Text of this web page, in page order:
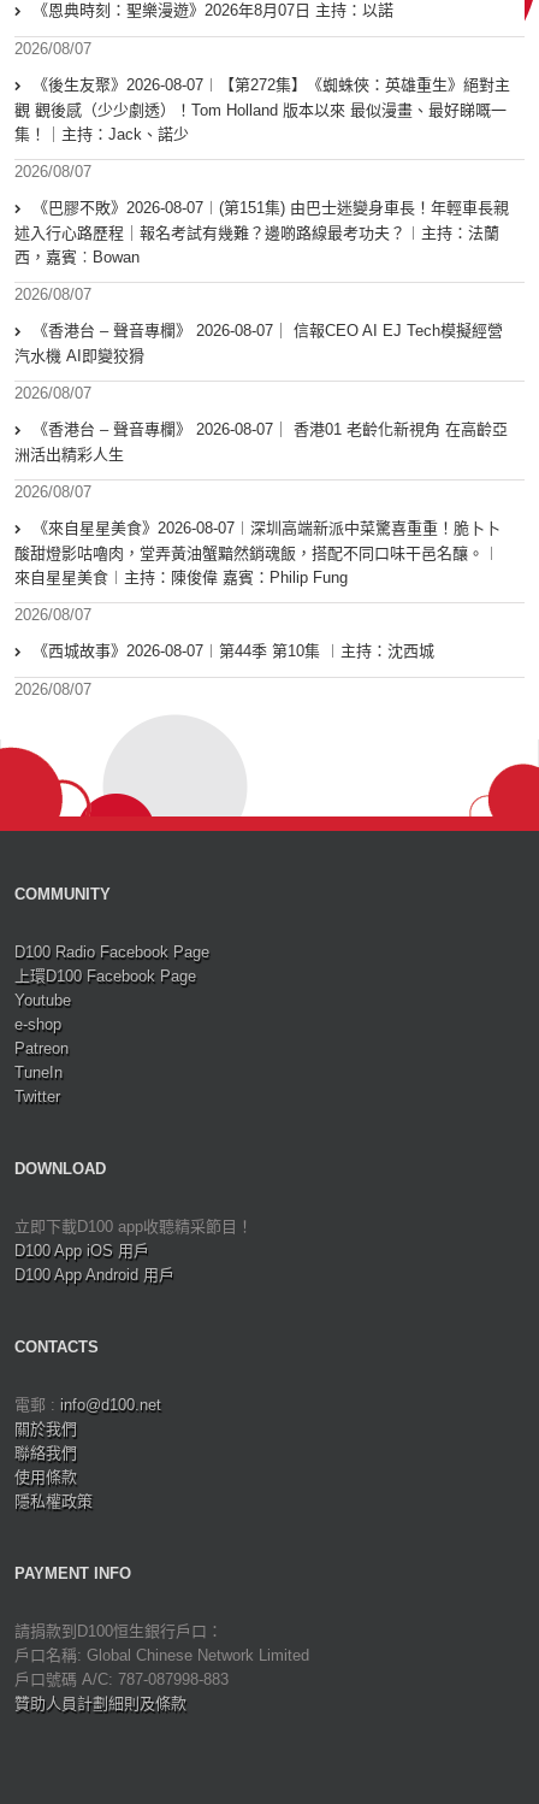
《恩典時刻：聖樂漫遊》2026年8月07日 主持：以諾
2026/08/07
《後生友聚》2026-08-07︱【第272集】《蜘蛛俠：英雄重生》絕對主
觀 觀後感（少少劇透）！Tom Holland 版本以來 最似漫畫、最好睇嘅一
集！｜主持：Jack、諾少
2026/08/07
《巴膠不敗》2026-08-07︱(第151集) 由巴士迷變身車長！年輕車長親
述入行心路歷程｜報名考試有幾難？邊啲路線最考功夫？︱主持：法蘭
西，嘉賓︰Bowan
2026/08/07
《香港台 – 聲音專欄》 2026-08-07｜ 信報CEO AI EJ Tech模擬經營
汽水機 AI即變狡猾
2026/08/07
《香港台 – 聲音專欄》 2026-08-07｜ 香港01 老齡化新視角 在高齡亞
洲活出精彩人生
2026/08/07
《來自星星美食》2026-08-07︱深圳高端新派中菜驚喜重重！脆卜卜
酸甜燈影咕嚕肉，堂弄黃油蟹黯然銷魂飯，搭配不同口味干邑名釀。︱
來自星星美食︱主持：陳俊偉 嘉賓：Philip Fung
2026/08/07
《西城故事》2026-08-07︱第44季 第10集 ︱主持：沈西城
2026/08/07
COMMUNITY
D100 Radio Facebook Page
上環D100 Facebook Page
Youtube
e-shop
Patreon
TuneIn
Twitter
DOWNLOAD
立即下載D100 app收聽精采節目！
D100 App iOS 用戶
D100 App Android 用戶
CONTACTS
電郵 : info@d100.net
關於我們
聯絡我們
使用條款
隱私權政策
PAYMENT INFO
請捐款到D100恒生銀行戶口：
戶口名稱: Global Chinese Network Limited
戶口號碼 A/C: 787-087998-883
贊助人員計劃細則及條款